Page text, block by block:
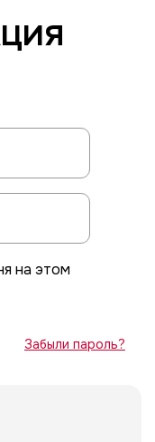
на этом
Забыли пароль?